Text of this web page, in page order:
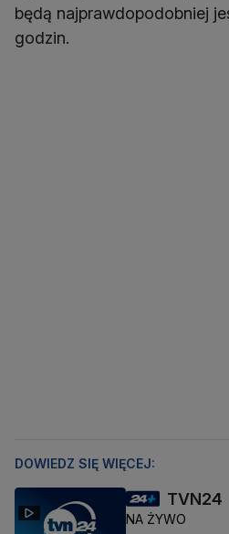
będą najprawdopodobniej
godzin.
DOWIEDZ SIĘ WIĘCEJ:
TVN24
NA ŻYWO